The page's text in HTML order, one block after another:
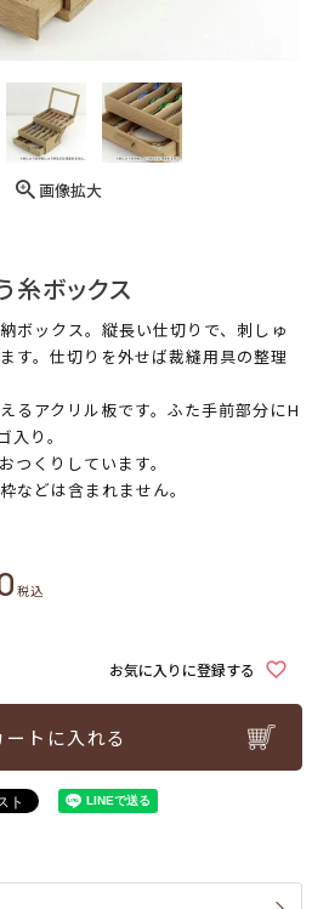
画像拡大
糸ボックス
ボックス。縦長い仕切りで、刺しゅ
す。仕切りを外せば裁縫用具の整理
るアクリル板です。ふた手前部分にH
入り。
つくりしています。
などは含まれません。
税込
お気に入りに登録する
ートに入れる